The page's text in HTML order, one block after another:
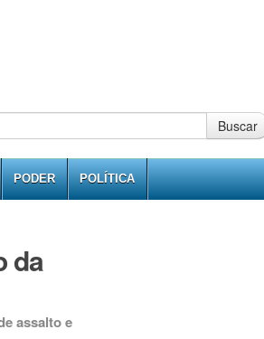
Buscar
PODER POLÍTICA
da
assalto e